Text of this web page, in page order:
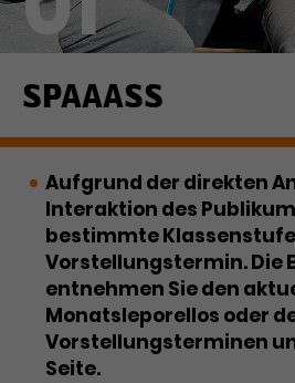
Laufzeit 1 Tag
Zweck
Dieses Cookie
Analytics
wird verwendet,
Besucher*innen
nutzen, und hilft
eines
Performance der
erhobenen Daten
anonymisierter
der Besuche, die
stammen, und
Name _gcl_aw
Anbieter Google Ads
Laufzeit 3 Monate
Zweck
Dieses Cookie
Informationen zu
dient der
Conversions zu
Kampagnen.
SPAAASS
Aufgrund der direkten
Interaktion des
bestimmte
Vorstellungstermin. Die
entnehmen Sie den
Monatsleporellos oder
Vorstellungsterminen
Seite.